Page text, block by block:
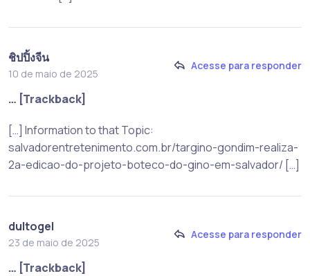
ชิปปิ้งจีน
10 de maio de 2025
Acesse para responder
… [Trackback]
[…] Information to that Topic:
salvadorentretenimento.com.br/targino-gondim-realiza-
2a-edicao-do-projeto-boteco-do-gino-em-salvador/ […]
dultogel
23 de maio de 2025
Acesse para responder
… [Trackback]